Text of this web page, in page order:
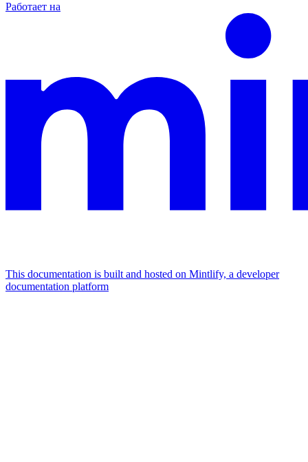
Работает на
This documentation is built and hosted on Mintlify, a developer
documentation platform